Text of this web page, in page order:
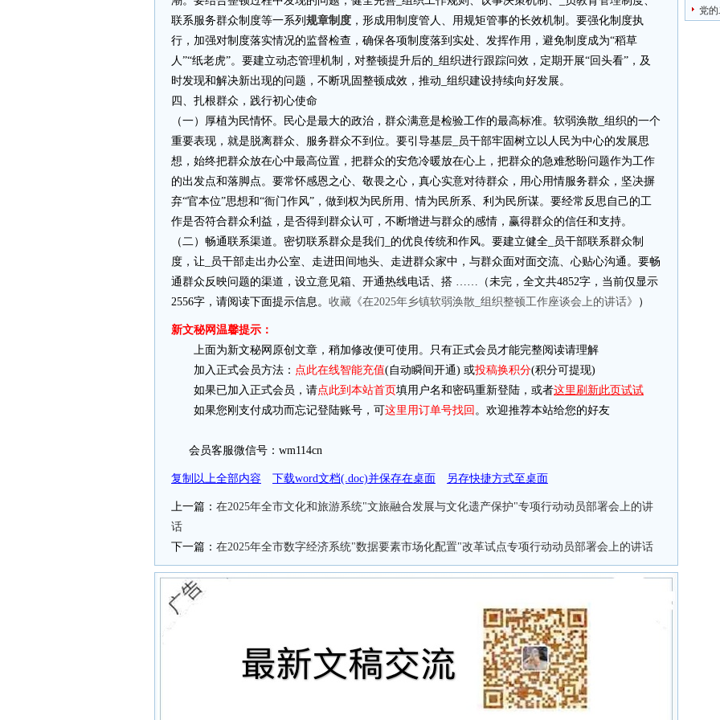
联系服务群众制度等一系列 规章制度 ，形成用制度管人、用规矩管事的长效机制。要强化制度执
行，加强对制度落实情况的监督检查，确保各项制度落到实处、发挥作用，避免制度成为“稻草
人”“纸老虎”。要建立动态管理机制，对整顿提升后的_组织进行跟踪问效，定期开展“回头看”，及
时发现和解决新出现的问题，不断巩固整顿成效，推动_组织建设持续向好发展。
四、扎根群众，践行初心使命
（一）厚植为民情怀。民心是最大的政治，群众满意是检验工作的最高标准。软弱涣散_组织的一个
重要表现，就是脱离群众、服务群众不到位。要引导基层_员干部牢固树立以人民为中心的发展思
想，始终把群众放在心中最高位置，把群众的安危冷暖放在心上，把群众的急难愁盼问题作为工作
的出发点和落脚点。要常怀感恩之心、敬畏之心，真心实意对待群众，用心用情服务群众，坚决摒
弃“官本位”思想和“衙门作风”，做到权为民所用、情为民所系、利为民所谋。要经常反思自己的工
作是否符合群众利益，是否得到群众认可，不断增进与群众的感情，赢得群众的信任和支持。
（二）畅通联系渠道。密切联系群众是我们_的优良传统和作风。要建立健全_员干部联系群众制
度，让_员干部走出办公室、走进田间地头、走进群众家中，与群众面对面交流、心贴心沟通。要畅
通群众反映问题的渠道，设立意见箱、开通热线电话、搭 ……（未完，全文共4852字，当前仅显示
2556字，请阅读下面提示信息。 收藏《在2025年乡镇软弱涣散_组织整顿工作座谈会上的讲话》 ）
新文秘网温馨提示：
上面为新文秘网原创文章，稍加修改便可使用。只有正式会员才能完整阅读请理解
加入正式会员方法： 点此在线智能充值(自动瞬间开通) 或投稿换积分(积分可提现)
如果已加入正式会员，请点此到本站首页填用户名和密码重新登陆，或者这里刷新此页试试
如果您刚支付成功而忘记登陆账号，可这里用订单号找回 。欢迎推荐本站给您的好友
会员客服微信号：wm114cn
复制以上全部内容 下载word文档(.doc)并保存在桌面 另存快捷方式至桌面
上一篇： 在2025年全市文化和旅游系统"文旅融合发展与文化遗产保护"专项行动动员部署会上的讲
话
下一篇： 在2025年全市数字经济系统"数据要素市场化配置"改革试点专项行动动员部署会上的讲话
党